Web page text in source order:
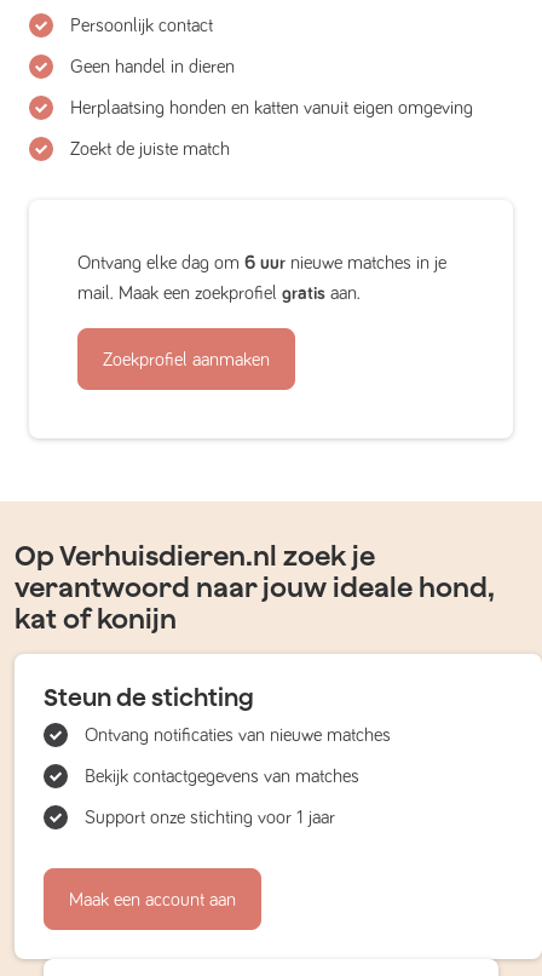
Persoonlijk contact
Geen handel in dieren
Herplaatsing honden en katten vanuit eigen omgeving
Zoekt de juiste match
Ontvang elke dag om 6 uur nieuwe matches in je
mail. Maak een zoekprofiel gratis aan.
Zoekprofiel aanmaken
Op Verhuisdieren.nl zoek je
verantwoord naar jouw ideale hond,
kat of konijn
Steun de stichting
Ontvang notificaties van nieuwe matches
Bekijk contactgegevens van matches
Support onze stichting voor 1 jaar
Maak een account aan